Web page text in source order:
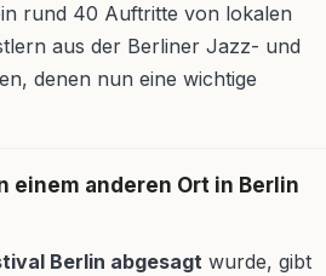
rund 40 Auftritte von lokalen
aus der Berliner Jazz- und
denen nun eine wichtige
einem anderen Ort in Berlin
Berlin abgesagt wurde, gibt